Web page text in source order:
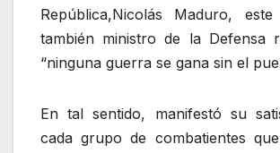
República,Nicolás Maduro,
también ministro de la Defensa
“ninguna guerra se gana sin el
En tal sentido, manifestó su
cada grupo de combatientes